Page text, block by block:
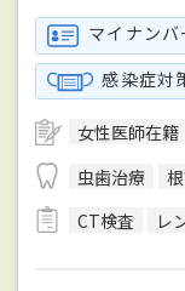
マイナン
感染症対
女性医師在籍
虫歯治療
CT検査
レ